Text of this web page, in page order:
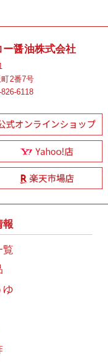
ー醤油株式会社
2番7号
6118
報
覧
ゆ